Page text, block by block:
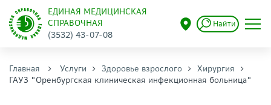
ЕДИНАЯ МЕДИЦИНСКАЯ
СПРАВОЧНАЯ
(3532) 43-07-08
Найти
Главная Услуги Здоровье взрослого
Хирургия
ГАУЗ "Оренбургская клиническая инфекционная больница"